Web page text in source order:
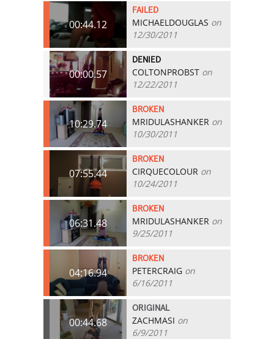
00:44.12
FAILED
MICHAELDOUGLAS on
12/30/2011
00:00.57
DENIED
COLTONPROBST on
12/22/2011
10:29.74
BROKEN
MRIDULASHANKER on
10/30/2011
07:55.44
BROKEN
CIRQUECOLOUR on
10/24/2011
06:31.48
BROKEN
MRIDULASHANKER on
9/25/2011
04:16.94
BROKEN
PETERCRAIG on
6/16/2011
00:44.68
ORIGINAL
ZACHMASI on
6/9/2011